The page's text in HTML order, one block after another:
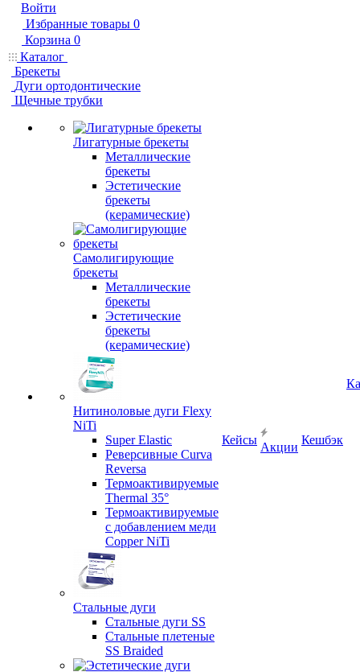
Войти
Избранные товары 0
Корзина 0
Каталог
Брекеты
Дуги ортодонтические
Щечные трубки
Лигатурные брекеты
Металлические
брекеты
Эстетические
брекеты
(керамические)
Самолигирующие
брекеты
Металлические
брекеты
Эстетические
брекеты
(керамические)
Нитиноловые дуги Flexy
NiTi
Super Elastic
Реверсивные Curva
Reversa
Термоактивируемые
Thermal 35°
Термоактивируемые
с добавлением меди
Copper NiTi
Стальные дуги
Стальные дуги SS
Стальные плетеные
SS Braided
Кейсы
Акции
Кешбэк